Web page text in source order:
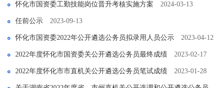
怀化市国资委工勤技能岗位晋升考核实施方案 2024-03-13
任前公示 2023-09-13
怀化市国资委2022年公开遴选公务员拟录用人员公示 2023-04-12
2022年度怀化市国资委关公开遴选公务员最终成绩 2023-02-17
2022年度怀化市市直机关公开遴选公务员笔试成绩 2023-01-28